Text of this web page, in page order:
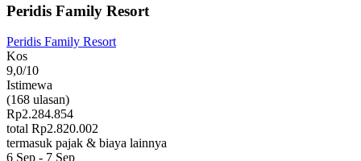
Peridis Family Resort
Peridis Family Resort
Kos
9,0/10
Istimewa
(168 ulasan)
Rp2.284.854
total Rp2.820.002
termasuk pajak & biaya lainnya
6 Sep - 7 Sep